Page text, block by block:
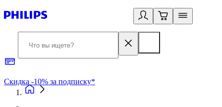
Скидка -10% за подписку*